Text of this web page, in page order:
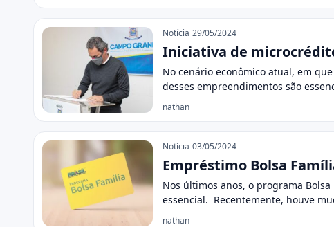
Notícia 29/05/2024
Iniciativa de
No cenário econômico atual, em
desses empreendimentos são
nathan
Notícia 03/05/2024
Empréstimo Bolsa
Nos últimos anos, o programa
essencial. Recentemente, houve
nathan